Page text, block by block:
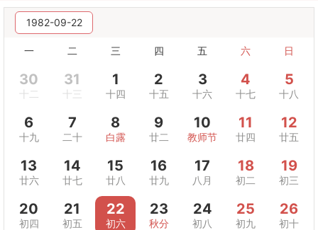
1982-09-22
一 二 三 四 五 六 日
30 31 1
十四
2
十五
3
十六
4
十七
5
十八
6
十九
7
二十
8
白露
9
廿二
10
教师节
11
廿四
12
廿五
13
廿六
14
廿七
15
廿八
16
廿九
17
八月
18
初二
19
初三
20
初四
21
初五
22
初六
23
秋分
24
初八
25
初九
26
初十